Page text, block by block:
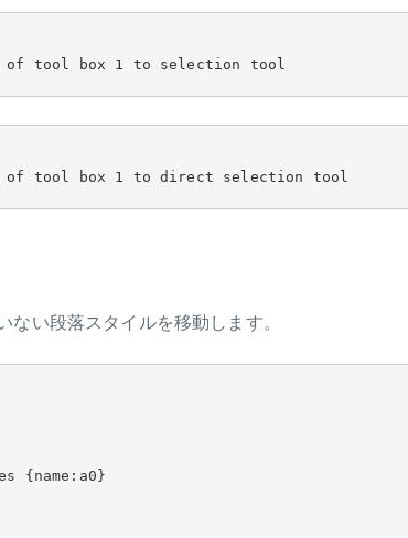
of tool box 1 to selection tool
of tool box 1 to direct selection tool
い段落スタイルを移動します。
{name:a0}